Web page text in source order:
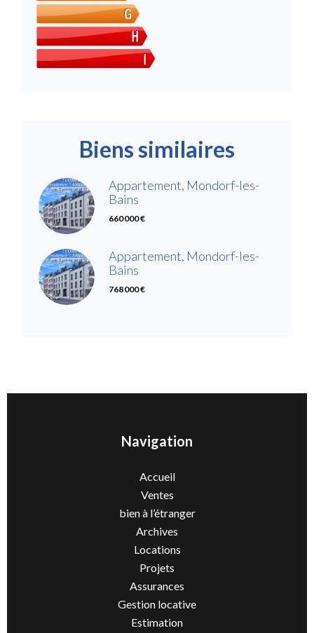
Biens similaires
Appartement, Mondorf-les-
Bains
660 000 €
Appartement, Mondorf-les-
Bains
768 000 €
Navigation
Accueil
Ventes
bien à l’étranger
Archives
Locations
Projets
Assurances
Gestion locative
Estimation